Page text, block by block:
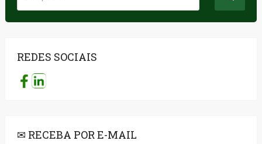
REDES SOCIAIS
✉ RECEBA POR E-MAIL